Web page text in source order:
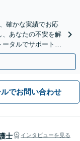
確かな実績でお応
、あなたの不安を解
タルでサポート！
ン対応可】
ルでお問い合わせ
士 インタビューを見る